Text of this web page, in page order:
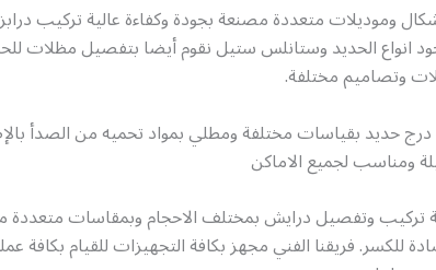
وموديلات متعددة مصنعة بجودة وكفاءة عالية تركيب
انواع الحديد وستانلس ستيل نقوم أيضا بتفصيل مظلات
وتصاميم مختلفة.
درج حديد بقياسات مختلفة ومطلي بمواد تحميه من الصدأ
ومناسب لجميع الاماكن
تركيب وتفصيل درايش بمختلف الاحجام وبمقاسات متعددة
للكسر. فريقنا الفني مجهز بكافة التجهيزات للقيام بكافة